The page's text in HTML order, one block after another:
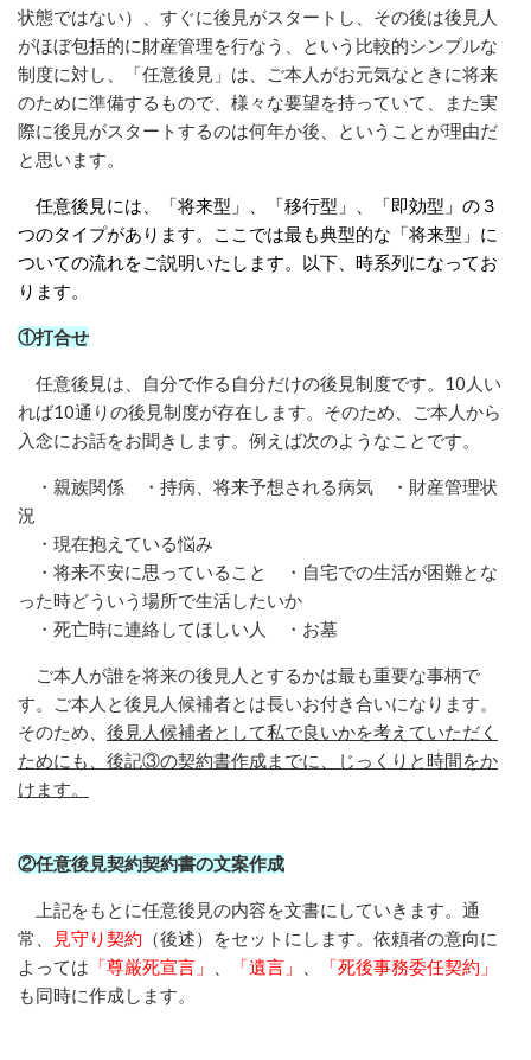
状態ではない）、すぐに後見がスタートし、その後は後見人
がほぼ包括的に財産管理を行なう、という比較的シンプルな
制度に対し、「任意後見」は、ご本人がお元気なときに将来
のために準備するもので、様々な要望を持っていて、また実
際に後見がスタートするのは何年か後、ということが理由だ
と思います。
任意後見には、「将来型」、「移行型」、「即効型」の３
つのタイプがあります。ここでは最も典型的な「将来型」に
ついての流れをご説明いたします。以下、時系列になってお
ります。
①打合せ
任意後見は、自分で作る自分だけの後見制度です。10人い
れば10通りの後見制度が存在します。そのため、ご本人から
入念にお話をお聞きします。例えば次のようなことです。
・親族関係 ・持病、将来予想される病気 ・財産管理状
況
・現在抱えている悩み
・将来不安に思っていること ・自宅での生活が困難とな
った時どういう 場所で生活したいか
・死亡時に連絡してほしい人 ・お墓
ご本人が誰を将来の後見人とするかは最も重要な事柄で
す。ご本人と後見人候補者とは長いお付き合いになります。
そのため、 後見人候補者として私で良いかを考えていただく
ためにも、後記③の契約書作成までに、じっくりと時間をか
けます。
②任意後見契約契約書の文案作成
上記をもとに任意後見の内容を文書にしていきます。通
常、
見守り契約 （後述）をセットにします。依頼者の意向に
よっては 「尊厳死宣言」 「遺言」
「死後事務委任契約」
も同時に作成します。